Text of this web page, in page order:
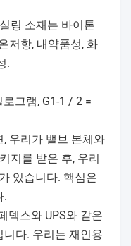
링 소재는 바이톤
저항, 내약품성, 화
.
그램, G1-1 / 2 =
우리가 밸브 본체와
지를 받은 후, 우리
있습니다. 핵심은
.
덱스와 UPS와 같은
다. 우리는 재인용